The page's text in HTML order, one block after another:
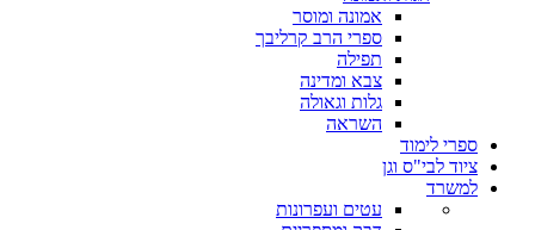
אמונה ומוסר
ספרי הרב קרליבך
תפילה
צבא ומדינה
גלות וגאולה
השראה
ספרי לימוד
ציוד לבי"ס וגן
למשרד
עטים ועפרונות